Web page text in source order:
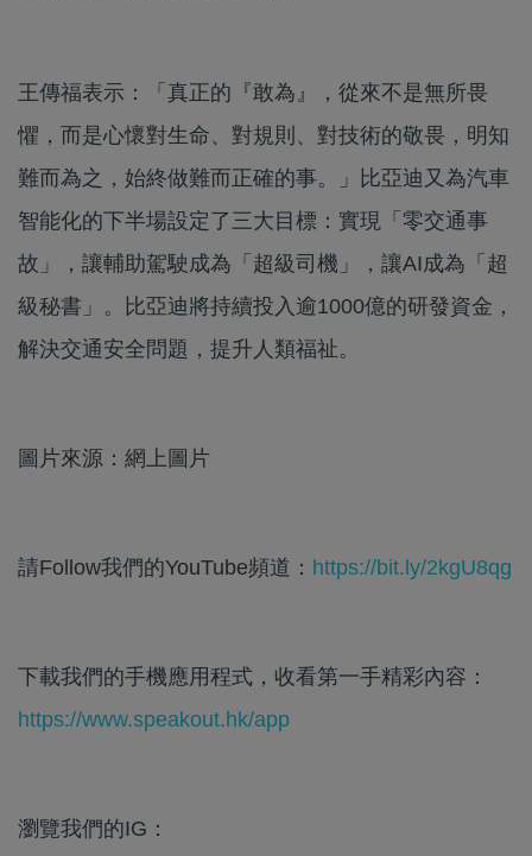
王傳福表示：「真正的『敢為』，從來不是無所畏
懼，而是心懷對生命、對規則、對技術的敬畏，明知
難而為之，始終做難而正確的事。」比亞迪又為汽車
智能化的下半場設定了三大目標：實現「零交通事
故」，讓輔助駕駛成為「超級司機」，讓AI成為「超
級秘書」。比亞迪將持續投入逾1000億的研發資金，
解決交通安全問題，提升人類福祉。
圖片來源：網上圖片
請Follow我們的YouTube頻道： https://bit.ly/2kgU8qg
下載我們的手機應用程式，收看第一手精彩內容：
https://www.speakout.hk/app
瀏覽我們的IG：